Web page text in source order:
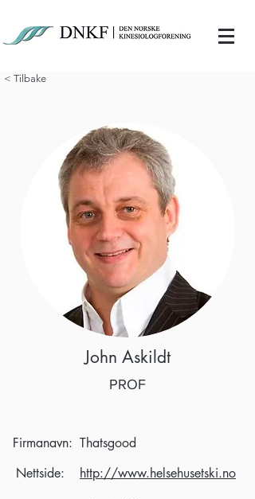
< Tilbake
John Askildt
PROF
Firmanavn: Thatsgood
Nettside:
http://www.helsehusetski.no